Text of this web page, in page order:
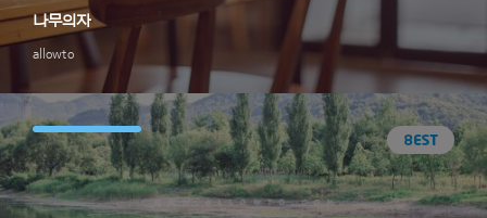
allowto
나무의자